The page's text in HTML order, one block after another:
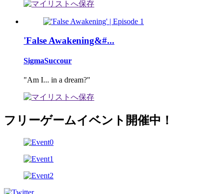
'False Awakening&#...
SigmaSuccour
"Am I... in a dream?"
フリーゲームイベント開催中！